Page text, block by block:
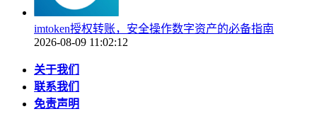
imtoken授权转账，安全操作数字资产的必备指南
2026-08-09 11:02:12
关于我们
联系我们
免责声明